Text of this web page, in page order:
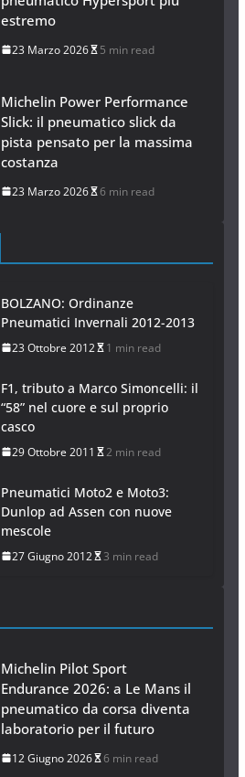
estremo
23 Marzo 2026 5 min read
Michelin Power Performance
Slick: il pneumatico slick da
pista pensato per la massima
costanza
23 Marzo 2026 6 min read
BOLZANO: Ordinanze
Pneumatici Invernali 2012-2013
23 Ottobre 2012 1 min read
F1, tributo a Marco Simoncelli: il
“58” nel cuore e sul proprio
casco
29 Ottobre 2011 2 min read
Pneumatici Moto2 e Moto3:
Dunlop ad Assen con nuove
mescole
27 Giugno 2012 3 min read
Michelin Pilot Sport
Endurance 2026: a Le Mans il
pneumatico da corsa diventa
laboratorio per il futuro
12 Giugno 2026 6 min read